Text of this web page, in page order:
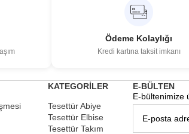
Ödeme Kolaylığı
Kredi kartına taksit imkanı
KATEGORİLER
Tesettür Abiye
Tesettür Elbise
Tesettür Takım
E-BÜLTEN
E-bültenimize